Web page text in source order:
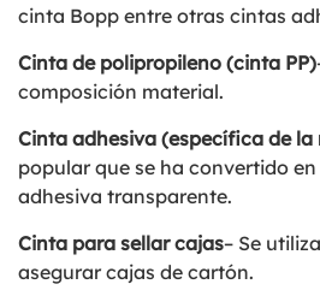
cinta Bopp entre otras cintas
Cinta de polipropileno (cinta PP)
composición material.
Cinta adhesiva (específica de la
popular que se ha convertido
adhesiva transparente.
Cinta para sellar cajas– Se
asegurar cajas de cartón.